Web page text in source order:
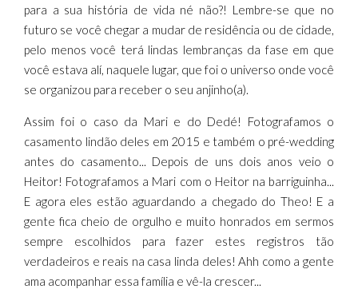
para a sua história de vida né não?! Lembre-se que no
futuro se você chegar a mudar de residência ou de cidade,
pelo menos você terá lindas lembranças da fase em que
você estava alí, naquele lugar, que foi o universo onde você
se organizou para receber o seu anjinho(a).
Assim foi o caso da Mari e do Dedé! Fotografamos o
casamento lindão deles em 2015 e também o pré-wedding
antes do casamento... Depois de uns dois anos veio o
Heitor! Fotografamos a Mari com o Heitor na barriguinha...
E agora eles estão aguardando a chegado do Theo! E a
gente fica cheio de orgulho e muito honrados em sermos
sempre escolhidos para fazer estes registros tão
verdadeiros e reais na casa linda deles! Ahh como a gente
ama acompanhar essa família e vê-la crescer...